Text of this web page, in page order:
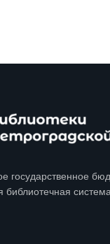
государственное
библиотечная